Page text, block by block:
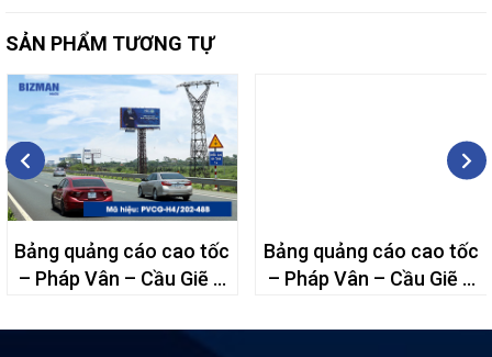
SẢN PHẨM TƯƠNG TỰ
Bảng quảng cáo cao tốc
– Pháp Vân – Cầu Giẽ –
Bảng quảng cáo cao tốc
– Pháp Vân – Cầu Giẽ –